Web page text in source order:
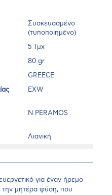
Συσκευασμένο
(τυποποιημένο)
5 Τμχ
80 gr
GREECE
EXW
N PERAMOS
Λιανική
για έναν ήρεμο
την μητέρα φύση, που